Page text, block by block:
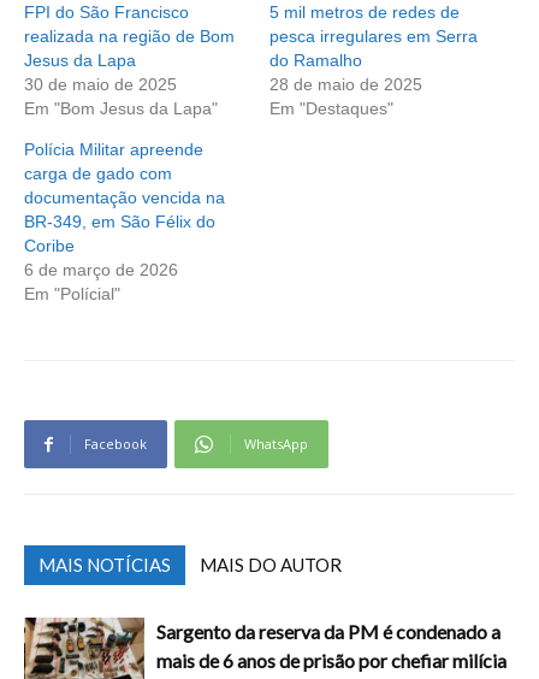
FPI do São Francisco
realizada na região de Bom
Jesus da Lapa
30 de maio de 2025
Em "Bom Jesus da Lapa"
5 mil metros de redes de
pesca irregulares em Serra
do Ramalho
28 de maio de 2025
Em "Destaques"
Polícia Militar apreende
carga de gado com
documentação vencida na
BR-349, em São Félix do
Coribe
6 de março de 2026
Em "Polícial"
Facebook WhatsApp
MAIS NOTÍCIAS MAIS DO AUTOR
Sargento da reserva da PM é condenado a
mais de 6 anos de prisão por chefiar milícia